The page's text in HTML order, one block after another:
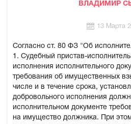
ВЛАДИМИР
13 Марта
Согласно ст. 80 ФЗ "Об
1. Судебный пристав-
исполнения исполнительного
требования об имущественных
числе и в течение срока,
добровольного исполнения
исполнительном документе
на имущество должника. При